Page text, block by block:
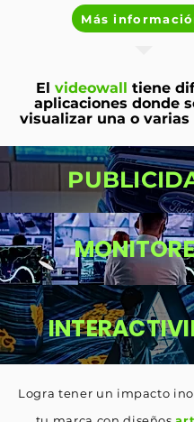
Más
El videowall tiene
aplicaciones donde
visualizar una o varias
Logra tener un impacto